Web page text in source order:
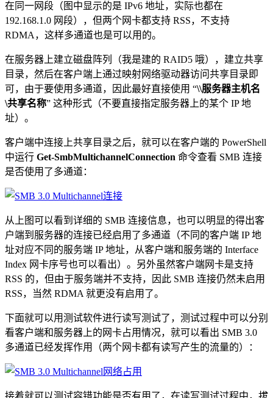
在同一网段（图中显示的是 IPv6 地址，实际也都在
192.168.1.0 网段），但两个网卡都支持 RSS，不支持
RDMA，这样多通道也是可以用的。
在服务器上建立磁盘阵列（我是建的 RAID5 哦），建立共享
目录，然后在客户端上通过映射网络驱动器访问共享目录即
可，由于要使用多通道，因此最好直接使用 “\\服务器主机名
\共享名称” 这种形式（不要直接指定服务器上的某个 IP 地
址）。
客户端中连接上共享目录之后，就可以在客户端的 PowerShell
中运行 Get-SmbMultichannelConnection 命令查看 SMB 连接
是否使用了多通道：
从上图可以看到详细的 SMB 连接信息，也可以明显的得出客
户端到服务器的连接已经启用了多通道（不同的客户端 IP 地
址对应不同的服务端 IP 地址，从客户端和服务端的 Interface
Index 网卡序号也可以看出）。另外虽然客户端网卡是支持
RSS 的，但由于服务端并不支持，因此 SMB 连接仍然未启用
RSS，当然 RDMA 就更没有启用了。
下面就可以用测试软件进行读写测试了，测试过程中可以分别
看客户端和服务器上的网卡占用情况，就可以看出 SMB 3.0
多通道已经发挥作用（两个网卡都有读写产生的流量的）：